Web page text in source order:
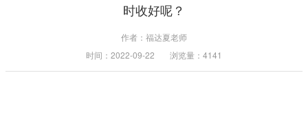
时收好呢？
作者：福达夏老师
时间：2022-09-22
浏览量：4141